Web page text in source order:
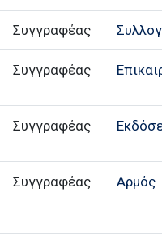
Συγγραφέας
Συγγραφέας
Συγγραφέας
Συγγραφέας Αρμός